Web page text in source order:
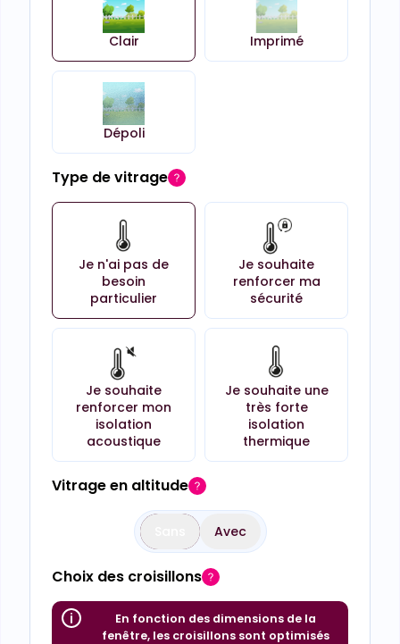
Clair Imprimé
Dépoli
Type de vitrage
Je n'ai pas de
besoin
particulier
Je souhaite
renforcer ma
sécurité
Je souhaite
renforcer mon
isolation
acoustique
Je souhaite une
très forte
isolation
thermique
Vitrage en altitude
Avec
Choix des croisillons
En fonction des dimensions de la
fenêtre, les croisillons sont optimisés